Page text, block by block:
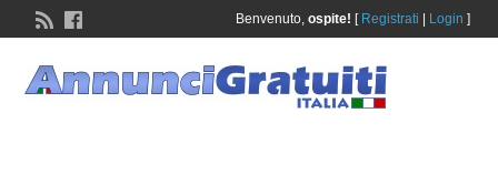
Benvenuto, ospite! [ Registrati Login ]